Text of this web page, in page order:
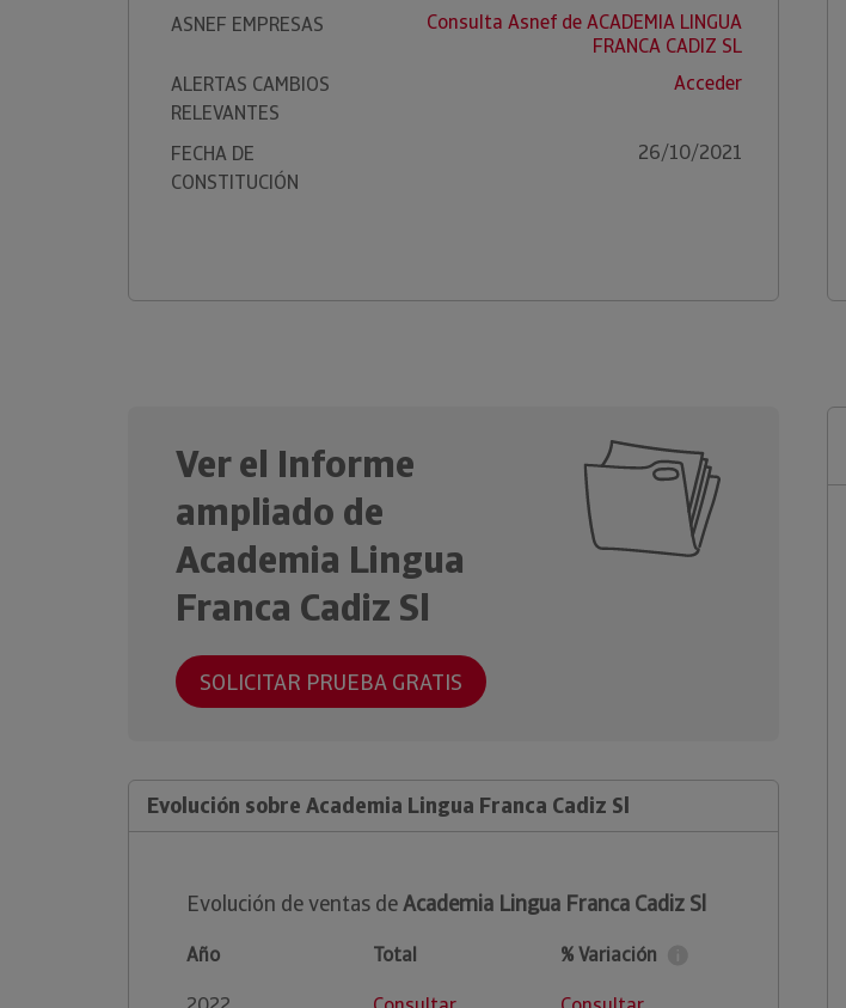
ASNEF EMPRESAS
Consulta Asnef de ACADEMIA LINGUA
FRANCA CADIZ SL
ALERTAS CAMBIOS
RELEVANTES
Acceder
FECHA DE
CONSTITUCIÓN
26/10/2021
Ver el Informe
ampliado de
Academia Lingua
Franca Cadiz Sl
SOLICITAR PRUEBA GRATIS
Evolución sobre Academia Lingua Franca Cadiz Sl
Evolución de ventas deAcademia Lingua Franca Cadiz Sl
Año Total
% Variación